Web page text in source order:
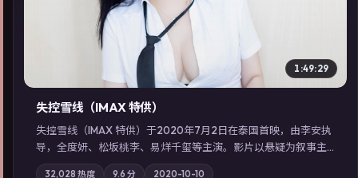
1:49:29
失控雪线（IMAX 特供）
失控雪线（IMAX 特供）于2020年7月2日在泰国首映，由李安执
导，全度妍、松坂桃李、易烊千玺等主演。影片以悬疑为叙事主
轴，旧案重提，真相与谎言在同一条时间线上交锋；摄影与配乐
32,028 热度 9.6 分 2020-10-10